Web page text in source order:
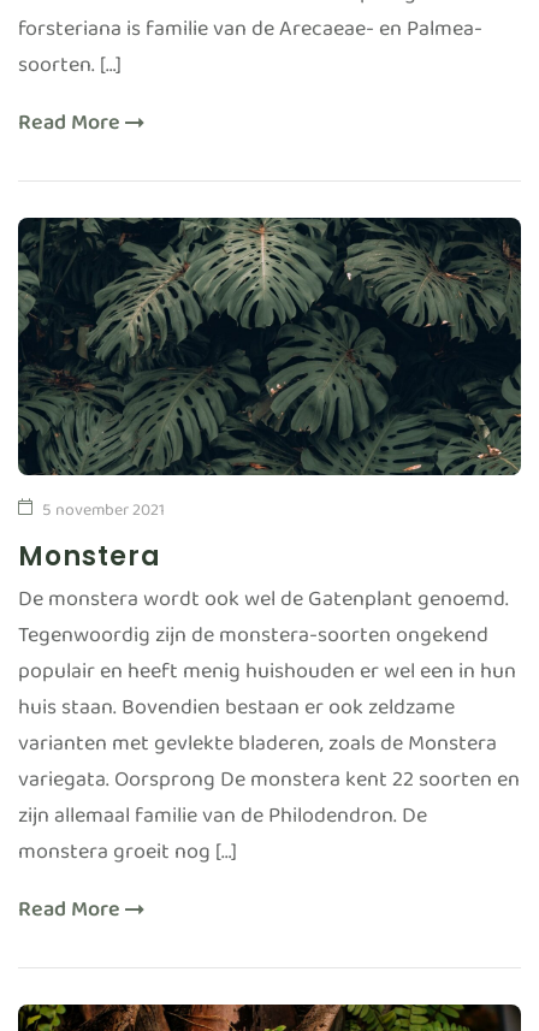
forsteriana is familie van de Arecaeae- en Palmea-
soorten. […]
Read More
5 november 2021
Monstera
De monstera wordt ook wel de Gatenplant genoemd.
Tegenwoordig zijn de monstera-soorten ongekend
populair en heeft menig huishouden er wel een in hun
huis staan. Bovendien bestaan er ook zeldzame
varianten met gevlekte bladeren, zoals de Monstera
variegata. Oorsprong De monstera kent 22 soorten en
zijn allemaal familie van de Philodendron. De
monstera groeit nog […]
Read More